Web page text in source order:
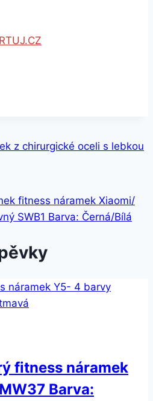
z chirurgické oceli s lebkou
fitness náramek Xiaomi/
SWB1 Barva: Černá/Bílá
fitness náramek
Barva: